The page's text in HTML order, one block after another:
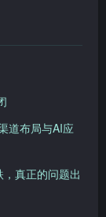
道布局与AI应
真正的问题出